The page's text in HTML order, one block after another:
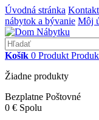
Úvodná stránka Kontakt
nábytok a bývanie Môj
Košík 0 Produkt
Žiadne produkty
Bezplatne Poštovné
0 € Spolu